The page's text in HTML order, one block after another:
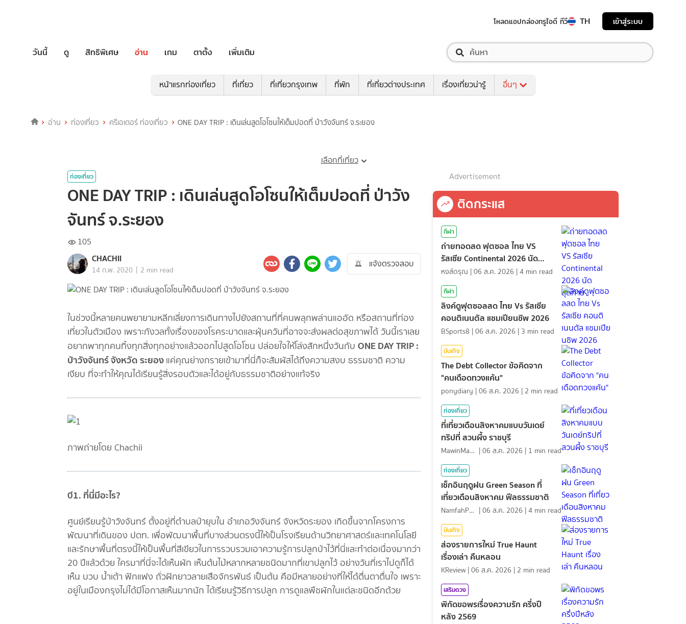
โหลดแอปกล่องทรูไอดี ทีวี TH เข้าสู่ระบบ
วันนี้ ดู สิทธิพิเศษ อ่าน เกม ตาตั้ง เพิ่มเติม
หน้าแรกท่องเที่ยว ที่เที่ยว ที่เที่ยวกรุงเทพ ที่พัก ที่เที่ยวต่างประเทศ เรื่องเที่ยวน่ารู้ อื่นๆ
อ่าน ท่องเที่ยว ครีเอเตอร์ ท่องเที่ยว ONE DAY TRIP : เดินเล่นสูดโอโซนให้เต็มปอดที่ ป่าวังจันทร์ จ.ระยอง
เลือกที่เที่ยว
ท่องเที่ยว
ONE DAY TRIP : เดินเล่นสูดโอโซนให้เต็มปอดที่ ป่าวัง
จันทร์ จ.ระยอง
105
CHACHII
14 ก.พ. 2020 | 2 min read
แจ้งตรวจสอบ
ในช่วงนี้หลายคนพยายามหลีกเลี่ยงการเดินทางไปยังสถานที่ที่คนพลุกพล่านแออัด หรือสถานที่ท่อง
เที่ยวในตัวเมือง เพราะกังวลทั้งเรื่องของโรคระบาดและฝุ่นควันที่อาจจะส่งผลต่อสุขภาพได้ วันนี้เราเลย
อยากพาทุกคนทิ้งทุกสิ่งทุกอย่างแล้วออกไปสูดโอโซน ปล่อยใจให้โล่งสักหนึ่งวันกับ ONE DAY TRIP :
ป่าวังจันทร์ จังหวัด ระยองแค่คุณย่างกรายเข้ามาที่นี่ก็จะสัมผัสได้ถึงความสงบ ธรรมชาติ ความ
เงียบ ที่จะทำให้คุณได้เรียนรู้สิ่งรอบตัวและได้อยู่กับธรรมชาติอย่างแท้จริง
ภาพถ่ายโดย Chachii
0่1. ที่นี่มีอะไร?
ศูนย์เรียนรู้ป่าวังจันทร์ ตั้งอยู่ที่ตำบลป่ายุบใน อำเภอวังจันทร์ จังหวัดระยอง เกิดขึ้นจากโครงการ
พัฒนาที่เดินของ ปตท. เพื่อพัฒนาพื้นที่บางส่วนตรงนี้ให้เป็นโรงเรียนด้านวิทยาศาสตร์และเทคโนโลยี
และรักษาพื้นที่ตรงนี้ให้เป็นพื้นที่สีเขียวในการรวบรวมเอาความรู้การปลูกป่าไว้ที่นี่และทำต่อเนื่องมากว่า
20 ปีแล้วด้วย ใครมาที่นี่จะได้เห็นผัก เห็นต้นไม้หลากหลายชนิดมากที่เขาปลูกไว้ อย่างวันที่เราไปดูก็ได้
เห็น บวบ น้ำเต้า ฟักแฟง ถั่วฝักยาวลายเสือจักรพันธ์ เป็นต้น คือมีหลายอย่างที่ให้ได้ตื่นตาตื่นใจ เพราะ
อยู่ในเมืองกรุงไม่ได้มีโอกาสเห็นมากนัก ได้เรียนรู้วิธีการปลูก การดูแลพืชผักในแต่ละชนิดอีกด้วย
Advertisement
ติดกระแส
กีฬา
ถ่ายทอดสด ฟุตซอล ไทย VS
รัสเซีย Continental 2026 นัด
สุดท้าย
หงส์ดรุณ |06 ส.ค. 2026 |4 min read
กีฬา
ลิงค์ดูฟุตซอลสด ไทย Vs รัสเซีย
คอนติเนนตัล แชมเปียนชิพ 2026
BSports8 |06 ส.ค. 2026 | 3 min read
บันเทิง
The Debt Collector ข้อคิดจาก
"คนเดือดทวงแค้น"
ponydiary |06 ส.ค. 2026 | 2 min read
ท่องเที่ยว
ที่เที่ยวเดือนสิงหาคมแบบวันเดย์
ทริปที่ สวนผึ้ง ราชบุรี
MawinMatravel |06 ส.ค. 2026 | 1 min read
ท่องเที่ยว
เช็กอินฤดูฝน Green Season ที่
เที่ยวเดือนสิงหาคม ฟีลธรรมชาติ
NamfahPhupha |06 ส.ค. 2026 |4 min read
บันเทิง
ส่องรายการใหม่ True Haunt
เรื่องเล่า คืนหลอน
KReview |06 ส.ค. 2026 | 2 min read
เสริมดวง
พิกัดขอพรเรื่องความรัก ครึ่งปี
หลัง 2569